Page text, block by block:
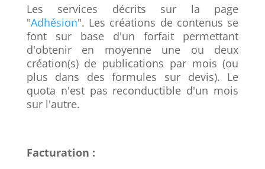
Les services décrits sur la page
"Adhésion". Les créations de contenus se
font sur base d'un forfait permettant
d'obtenir en moyenne une ou deux
création(s) de publications par mois (ou
plus dans des formules sur devis). Le
quota n'est pas reconductible d'un mois
sur l'autre.
Facturation :